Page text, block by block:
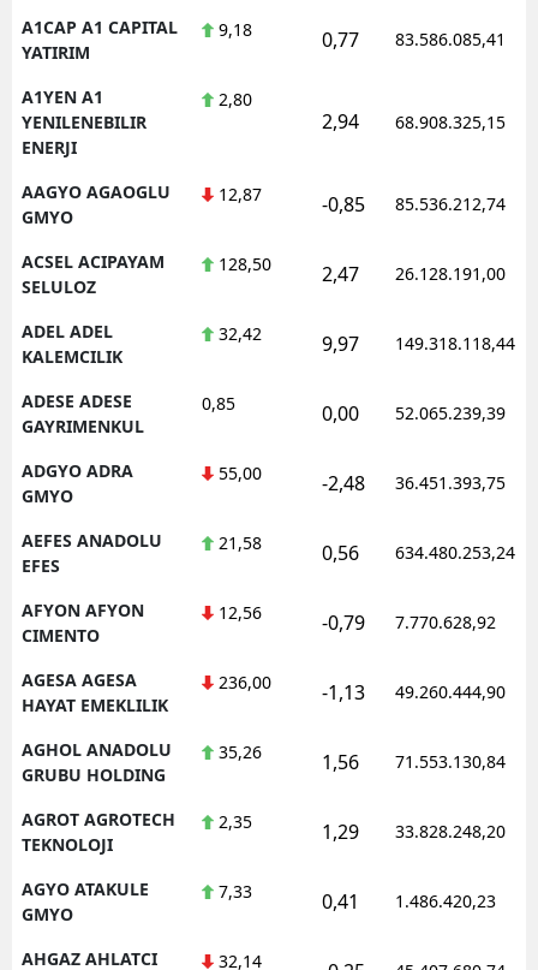
A1CAP A1 CAPITAL
YATIRIM
9,18 0,77 83.586.085,41
A1YEN A1
YENILENEBILIR
ENERJI
2,80
2,94 68.908.325,15
AAGYO AGAOGLU
GMYO
12,87 -0,85 85.536.212,74
ACSEL ACIPAYAM
SELULOZ
128,50 2,47 26.128.191,00
ADEL ADEL
KALEMCILIK
32,42 9,97 149.318.118,44
ADESE ADESE
GAYRIMENKUL
0,85 0,00 52.065.239,39
ADGYO ADRA
GMYO
55,00 -2,48 36.451.393,75
AEFES ANADOLU
EFES
21,58 0,56 634.480.253,24
AFYON AFYON
CIMENTO
12,56 -0,79 7.770.628,92
AGESA AGESA
HAYAT EMEKLILIK
236,00 -1,13 49.260.444,90
AGHOL ANADOLU
GRUBU HOLDING
35,26 1,56 71.553.130,84
AGROT AGROTECH
TEKNOLOJI
2,35 1,29 33.828.248,20
AGYO ATAKULE
GMYO
7,33 0,41 1.486.420,23
AHGAZ AHLATCI
32,14